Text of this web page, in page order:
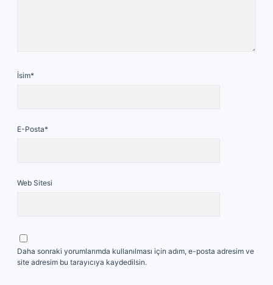
İsim*
E-Posta*
Web Sitesi
Daha sonraki yorumlarımda kullanılması için adım, e-posta adresim ve
site adresim bu tarayıcıya kaydedilsin.